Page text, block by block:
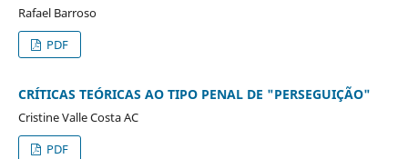
Rafael Barroso
PDF
CRÍTICAS TEÓRICAS AO TIPO PENAL DE "PERSEGUIÇÃO"
Cristine Valle Costa AC
PDF